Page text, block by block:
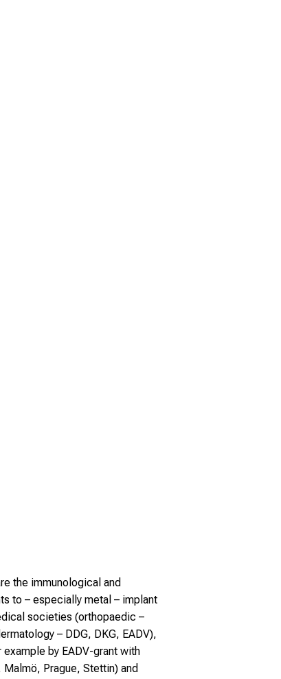
the immunological and
to – especially metal – implant
societies (orthopaedic –
– DDG, DKG, EADV),
by EADV-grant with
Prague, Stettin) and